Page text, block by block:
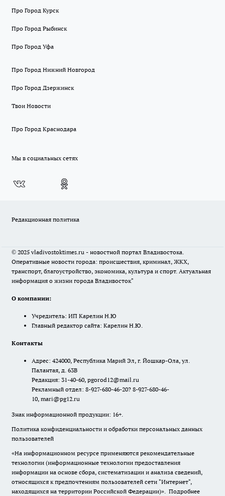
Про Город Курск
Про Город Рыбинск
Про Город Уфа
Про Город Нижний Новгород
Про Город Дзержинск
Твои Новости
Про Город Краснодара
Мы в социальных сетях
Редакционная политика
© 2025 vladivostoktimes.ru - новостной портал Владивостока.
Оперативные новости города: происшествия, криминал, ЖКХ,
транспорт, благоустройство, экономика, культура и спорт. Актуальная
информация о жизни города Владивосток"
О компании:
Учредитель: ИП Карелин Н.Ю
Главный редактор сайта: Карелин Н.Ю.
Контакты
Адрес: 424000, Республика Марий Эл, г. Йошкар-Ола, ул.
Палантая, д. 63В
Редакция: 31-40-60, pgorod12@mail.ru
Рекламный отдел: 8-927-680-46-20? 8-927-680-46-
10, mari@pg12.ru
Знак информационной продукции: 16+.
Политика конфиденциальности и обработки персональных данных
пользователей
«На информационном ресурсе применяются рекомендательные
технологии (информационные технологии предоставления
информации на основе сбора, систематизации и анализа сведений,
относящихся к предпочтениям пользователей сети "Интернет",
находящихся на территории Российской Федерации)». Подробнее